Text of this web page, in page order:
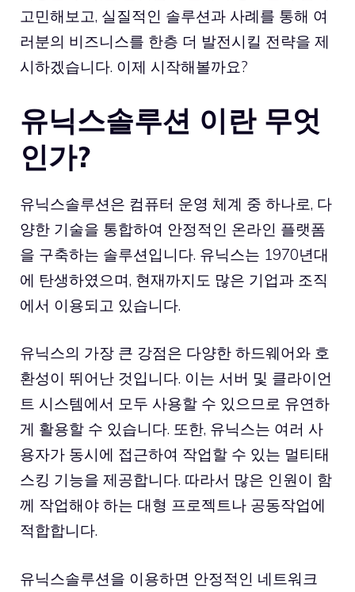
고민해보고, 실질적인 솔루션과 사례를 통해 여
러분의 비즈니스를 한층 더 발전시킬 전략을 제
시하겠습니다. 이제 시작해볼까요?
유닉스솔루션 이란 무엇
인가?
유닉스솔루션은 컴퓨터 운영 체계 중 하나로, 다
양한 기술을 통합하여 안정적인 온라인 플랫폼
을 구축하는 솔루션입니다. 유닉스는 1970년대
에 탄생하였으며, 현재까지도 많은 기업과 조직
에서 이용되고 있습니다.
유닉스의 가장 큰 강점은 다양한 하드웨어와 호
환성이 뛰어난 것입니다. 이는 서버 및 클라이언
트 시스템에서 모두 사용할 수 있으므로 유연하
게 활용할 수 있습니다. 또한, 유닉스는 여러 사
용자가 동시에 접근하여 작업할 수 있는 멀티태
스킹 기능을 제공합니다. 따라서 많은 인원이 함
께 작업해야 하는 대형 프로젝트나 공동작업에
적합합니다.
유닉스솔루션을 이용하면 안정적인 네트워크